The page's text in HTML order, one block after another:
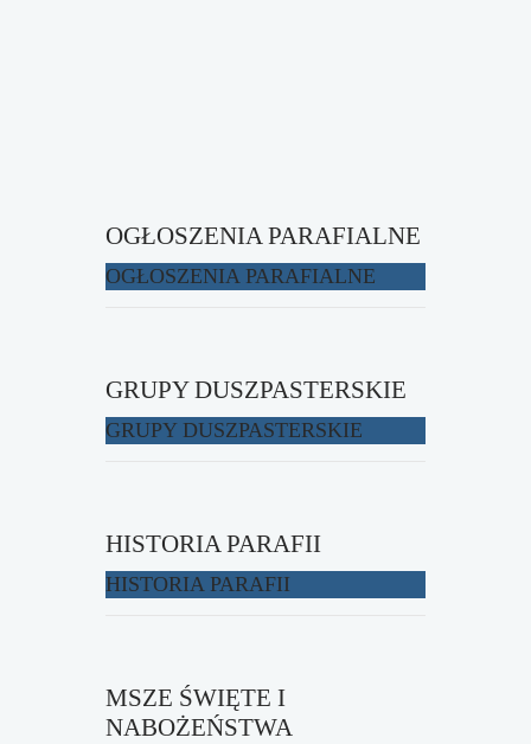
OGŁOSZENIA PARAFIALNE
OGŁOSZENIA PARAFIALNE
GRUPY DUSZPASTERSKIE
GRUPY DUSZPASTERSKIE
HISTORIA PARAFII
HISTORIA PARAFII
MSZE ŚWIĘTE I
NABOŻEŃSTWA